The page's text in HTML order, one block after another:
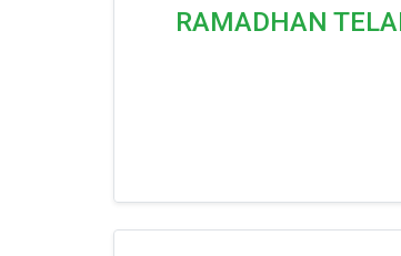
RAMADHAN